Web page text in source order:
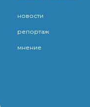
новости
репортаж
мнение